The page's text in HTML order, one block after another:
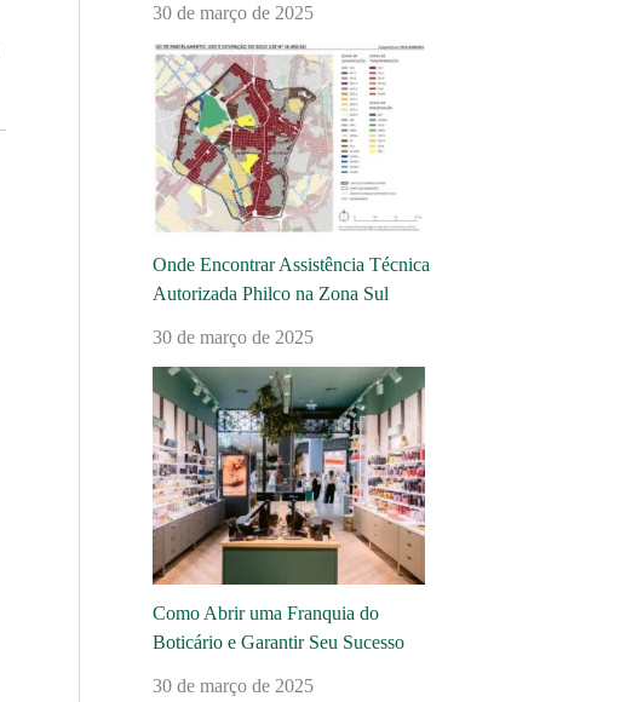
30 de março de 2025
Onde Encontrar Assistência Técnica
Autorizada Philco na Zona Sul
30 de março de 2025
Como Abrir uma Franquia do
Boticário e Garantir Seu Sucesso
30 de março de 2025